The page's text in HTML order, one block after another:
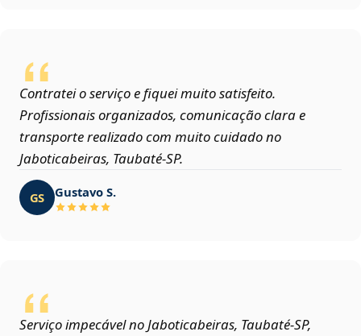
Contratei o serviço e fiquei muito satisfeito.
Profissionais organizados, comunicação clara e
transporte realizado com muito cuidado no
Jaboticabeiras, Taubaté‑SP.
GS Gustavo S.
Serviço impecável no Jaboticabeiras, Taubaté‑SP,